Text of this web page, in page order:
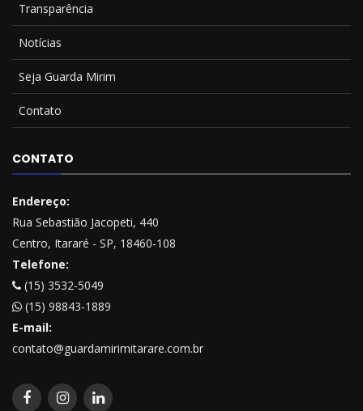
Transparência
Notícias
Seja Guarda Mirim
Contato
CONTATO
Endereço:
Rua Sebastião Jacopeti, 440
Centro, Itararé - SP, 18460-108
Telefone:
(15) 3532-5049
(15) 98843-1889
E-mail:
contato@guardamirimitarare.com.br